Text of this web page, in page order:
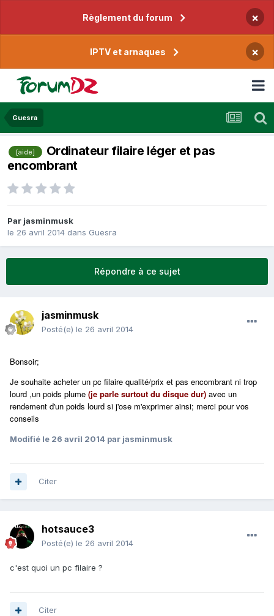
Règlement du forum ×
IPTV et arnaques ×
Guesra
[aide]
Ordinateur filaire léger et pas
encombrant
Par jasminmusk
le 26 avril 2014 dans Guesra
Répondre à ce sujet
jasminmusk
Posté(e) le 26 avril 2014
Bonsoir;
Je souhaite acheter un pc filaire qualité/prix et pas encombrant ni trop
lourd ,un poids plume (je parle surtout du disque dur) avec un
rendement d'un poids lourd si j'ose m'exprimer ainsi; merci pour vos
conseils
Modifié le 26 avril 2014 par jasminmusk
Citer
hotsauce3
Posté(e) le 26 avril 2014
c'est quoi un pc filaire ?
Citer